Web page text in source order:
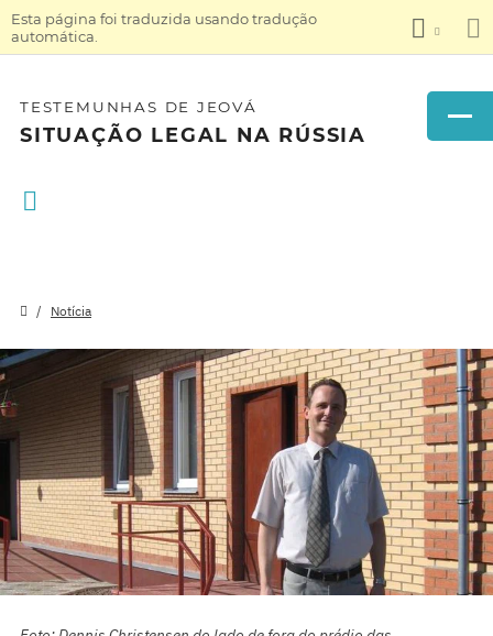
Esta página foi traduzida usando tradução
automática.
TESTEMUNHAS DE JEOVÁ
SITUAÇÃO LEGAL NA RÚSSIA
Notícia